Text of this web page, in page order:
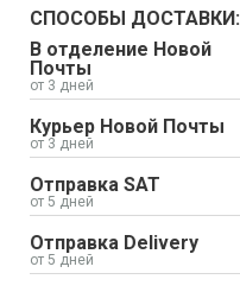
СПОСОБЫ ДОСТАВКИ:
В отделение Новой
Почты
от 3 дней
Курьер Новой Почты
от 3 дней
Отправка SAT
от 5 дней
Отправка Delivery
от 5 дней